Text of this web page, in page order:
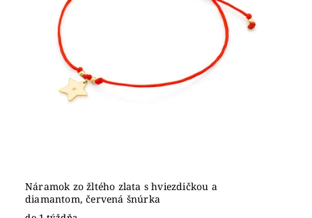
Náramok zo žltého zlata s hviezdičkou a
diamantom, červená šnúrka